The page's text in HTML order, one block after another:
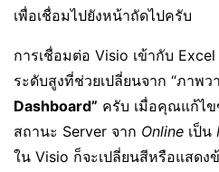
เพื่อเชื่อมไปยังหน้าถัดไปครับ
การเชื่อมต่อ Visio เข้ากับ
ระดับสูงที่ช่วยเปลี่ยนจาก “ภาพว
Dashboard” ครับ เมื่อคุณแก้ไข
สถานะ Server จาก Online เป็น
ใน Visio ก็จะเปลี่ยนสีหรือแสด